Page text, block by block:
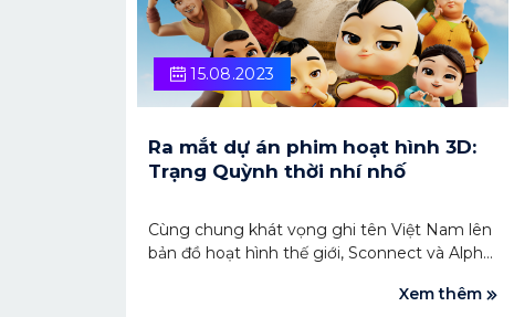
15.08.2023
Ra mắt dự án phim hoạt hình 3D:
Trạng Quỳnh thời nhí nhố
Cùng chung khát vọng ghi tên Việt Nam lên
bản đồ hoạt hình thế giới, Sconnect và Alpha
“Trạng Quỳnh thời nhí nhố”. Đây là dự án
Xem thêm